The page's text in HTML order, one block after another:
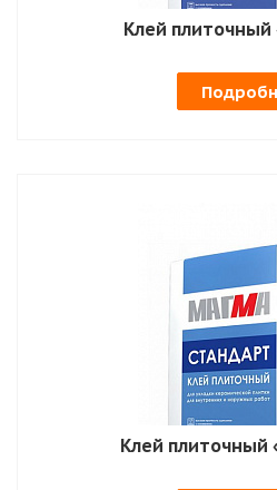
Клей плиточный
Клей плиточный